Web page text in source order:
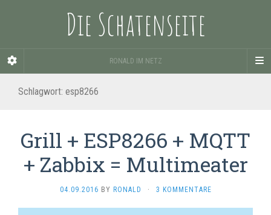
Die Schatenseite
RONALD IM NETZ
Schlagwort: esp8266
Grill + ESP8266 + MQTT
+ Zabbix = Multimeater
04.09.2016 BY RONALD · 3 KOMMENTARE